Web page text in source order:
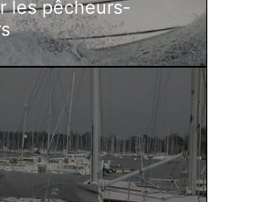
les pêcheurs-